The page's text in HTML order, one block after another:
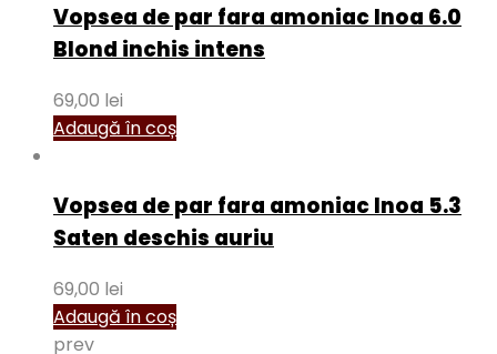
Vopsea de par fara amoniac Inoa 6.0
Blond inchis intens
69,00 lei
Adaugă în coș
Vopsea de par fara amoniac Inoa 5.3
Saten deschis auriu
69,00 lei
Adaugă în coș
prev